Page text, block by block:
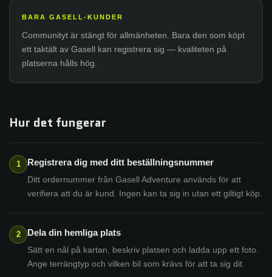
BARA GASELL-KUNDER
Communityt är stängt för allmänheten. Bara den som köpt
ett taktält av Gasell kan registrera sig — kvaliteten på
platserna hålls hög.
Hur det fungerar
1 Registrera dig med ditt beställningsnummer
Ditt ordernummer från Gasell Adventure används för att
verifiera att du är kund. Ingen kan ta sig in utan ett giltigt köp.
2 Dela din hemliga plats
Sätt en nål på kartan, beskriv platsen och ladda upp ett foto.
Ange terrängtyp och vilken bil som krävs för att ta sig dit.